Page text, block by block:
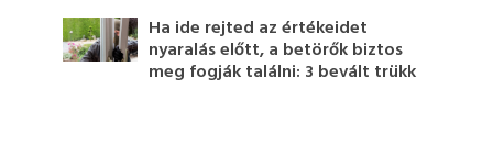
Ha ide rejted az értékeidet
nyaralás előtt, a betörők biztos
meg fogják találni: 3 bevált trükk